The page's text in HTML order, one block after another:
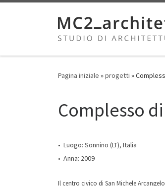
Pagina iniziale »progetti »
Complesso
• Luogo: Sonnino (LT), Italia
• Anna: 2009
Il centro civico di San Michele